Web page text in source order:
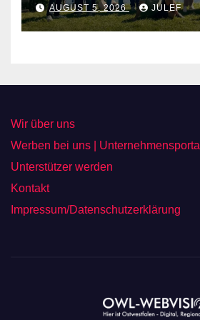
AUGUST 5, 2026 JULEF
Wir über uns
Werben bei uns | Unternehmensportal
Unterstützer werden
Kontakt
Impressum/Datenschutzerklärung